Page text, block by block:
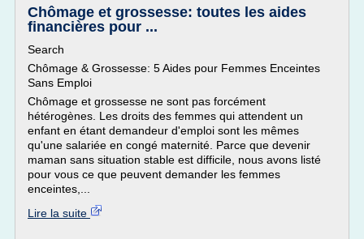
Chômage et grossesse: toutes les aides
financières pour ...
Search
Chômage & Grossesse: 5 Aides pour Femmes Enceintes
Sans Emploi
Chômage et grossesse ne sont pas forcément
hétérogènes. Les droits des femmes qui attendent un
enfant en étant demandeur d'emploi sont les mêmes
qu'une salariée en congé maternité. Parce que devenir
maman sans situation stable est difficile, nous avons listé
pour vous ce que peuvent demander les femmes
enceintes,...
Lire la suite